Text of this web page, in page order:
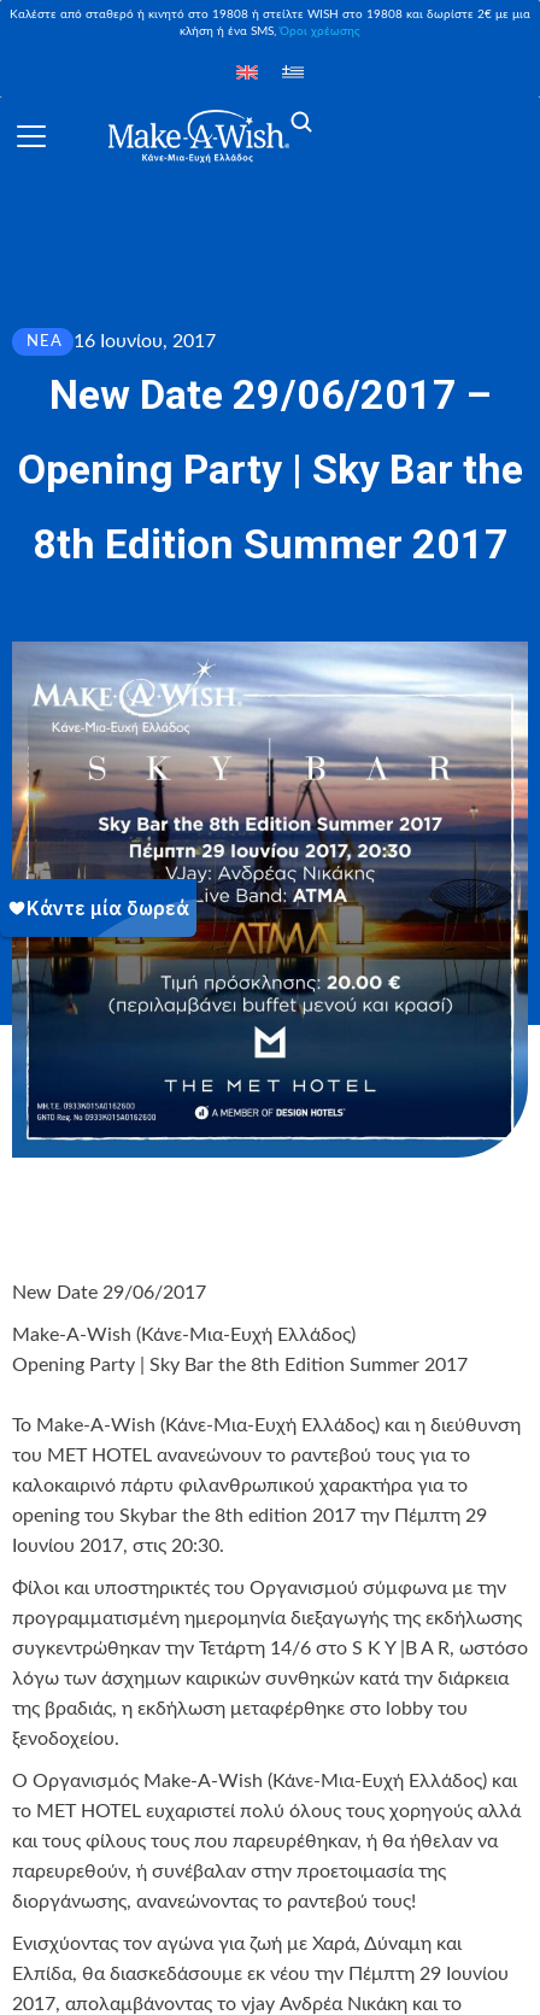
Καλέστε από σταθερό ή κινητό στο 19808 ή στείλτε WISH στο 19808 και δωρίστε 2€ με μια
κλήση ή ένα SMS,Όροι χρέωσης
ΝΈΑ 16 Ιουνίου, 2017
Νew Date 29/06/2017 –
Opening Party | Sky Bar the
8th Edition Summer 2017
Νew Date 29/06/2017
Make-A-Wish (Κάνε-Μια-Ευχή Ελλάδος)
Opening Party | Sky Bar the 8th Edition Summer 2017
Το Make-A-Wish (Κάνε-Μια-Ευχή Ελλάδος) και η διεύθυνση
του MET HOTEL ανανεώνουν το ραντεβού τους για το
καλοκαιρινό πάρτυ φιλανθρωπικού χαρακτήρα για το
opening του Skybar the 8th edition 2017 την Πέμπτη 29
Iουνίου 2017, στις 20:30.
Φίλοι και υποστηρικτές του Οργανισμού σύμφωνα με την
προγραμματισμένη ημερομηνία διεξαγωγής της εκδήλωσης
συγκεντρώθηκαν την Τετάρτη 14/6 στο S K Y |B A R, ωστόσο
λόγω των άσχημων καιρικών συνθηκών κατά την διάρκεια
της βραδιάς, η εκδήλωση μεταφέρθηκε στο lobby του
ξενοδοχείου.
O Οργανισμός Make-A-Wish (Κάνε-Μια-Ευχή Ελλάδος) και
το MET HOTEL ευχαριστεί πολύ όλους τους χορηγούς αλλά
και τους φίλους τους που παρευρέθηκαν, ή θα ήθελαν να
παρευρεθούν, ή συνέβαλαν στην προετοιμασία της
διοργάνωσης, ανανεώνοντας το ραντεβού τους!
Ενισχύοντας τον αγώνα για ζωή με Χαρά, Δύναμη και
Ελπίδα, θα διασκεδάσουμε εκ νέου την Πέμπτη 29 Iουνίου
2017, απολαμβάνοντας το vjay Ανδρέα Νικάκη και το